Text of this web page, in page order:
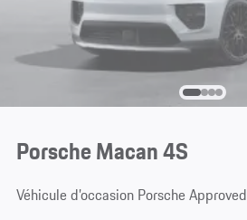
Porsche Macan 4S
Véhicule d’occasion Porsche Approved